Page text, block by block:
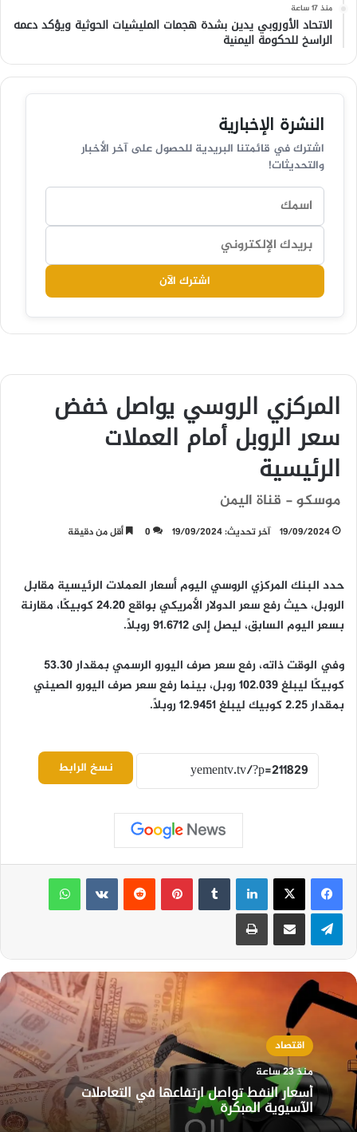
منذ 17 ساعة
الاتحاد الأوروبي يدين بشدة هجمات المليشيات الحوثية ويؤكد دعمه
الراسخ للحكومة اليمنية
النشرة الإخبارية
اشترك في قائمتنا البريدية للحصول على آخر الأخبار
والتحديثات!
اشترك الآن